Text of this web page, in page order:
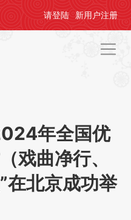
请登陆 新用户注册
年全国优
戏曲净行、
在北京成功举